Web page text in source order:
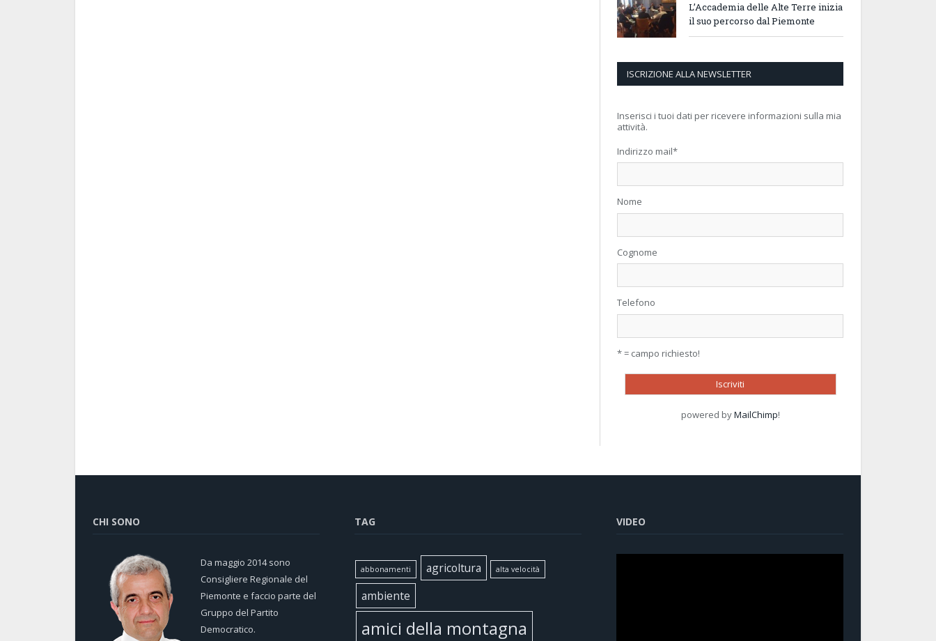
L’Accademia delle Alte Terre inizia
il suo percorso dal Piemonte
ISCRIZIONE ALLA NEWSLETTER
Inserisci i tuoi dati per ricevere informazioni sulla mia
attività.
Indirizzo mail*
Nome
Cognome
Telefono
* = campo richiesto!
powered byMailChimp!
CHI SONO
Da maggio 2014 sono
Consigliere Regionale del
Piemonte e faccio parte del
Gruppo del Partito
Democratico.
TAG
abbonamenti agricoltura alta velocità
ambiente
amici della montagna
VIDEO